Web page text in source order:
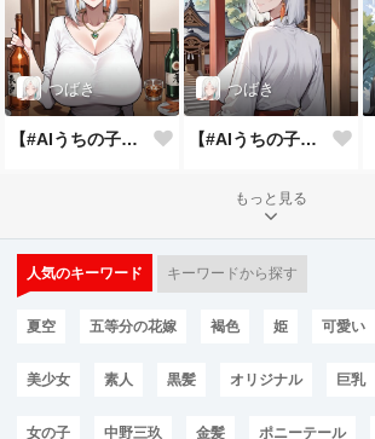
つばき
【#AIうちの子アピール週間】自慢の特技披露
つばき
【#AIうちの子アピール週間】一番輝く勝負服
もっと見る
人気のキーワード キーワードから探す
夏空 五等分の花嫁 褐色 姫 可愛い
美少女 素人 黒髪 オリジナル 巨乳
女の子 中野三玖 金髪 ポニーテール